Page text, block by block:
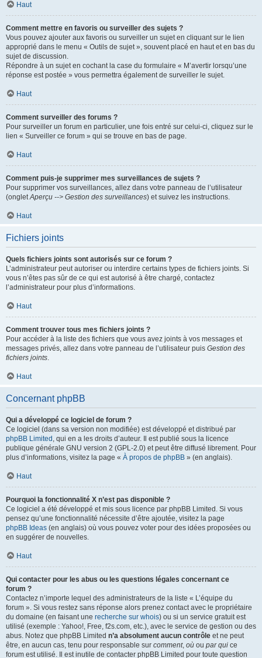
Haut
Comment mettre en favoris ou surveiller des sujets ?
Vous pouvez ajouter aux favoris ou surveiller un sujet en cliquant sur le lien
approprié dans le menu « Outils de sujet », souvent placé en haut et en bas du
sujet de discussion.
Répondre à un sujet en cochant la case du formulaire « M’avertir lorsqu’une
réponse est postée » vous permettra également de surveiller le sujet.
Haut
Comment surveiller des forums ?
Pour surveiller un forum en particulier, une fois entré sur celui-ci, cliquez sur le
lien « Surveiller ce forum » qui se trouve en bas de page.
Haut
Comment puis-je supprimer mes surveillances de sujets ?
Pour supprimer vos surveillances, allez dans votre panneau de l’utilisateur
(ongletAperçu --> Gestion des surveillances) et suivez les instructions.
Haut
Fichiers joints
Quels fichiers joints sont autorisés sur ce forum ?
L’administrateur peut autoriser ou interdire certains types de fichiers joints. Si
vous n’êtes pas sûr de ce qui est autorisé à être chargé, contactez
l’administrateur pour plus d’informations.
Haut
Comment trouver tous mes fichiers joints ?
Pour accéder à la liste des fichiers que vous avez joints à vos messages et
messages privés, allez dans votre panneau de l’utilisateur puis Gestion des
fichiers joints.
Haut
Concernant phpBB
Qui a développé ce logiciel de forum ?
Ce logiciel (dans sa version non modifiée) est développé et distribué par
phpBB Limited , qui en a les droits d’auteur. Il est publié sous la licence
publique générale GNU version 2 (GPL-2.0) et peut être diffusé librement. Pour
plus d’informations, visitez la page « À propos de phpBB » (en anglais).
Haut
Pourquoi la fonctionnalité X n’est pas disponible ?
Ce logiciel a été développé et mis sous licence par phpBB Limited. Si vous
pensez qu’une fonctionnalité nécessite d’être ajoutée, visitez la page
phpBB Ideas (en anglais) où vous pouvez voter pour des idées proposées ou
en suggérer de nouvelles.
Haut
Qui contacter pour les abus ou les questions légales concernant ce
forum ?
Contactez n’importe lequel des administrateurs de la liste « L’équipe du
forum ». Si vous restez sans réponse alors prenez contact avec le propriétaire
du domaine (en faisant une recherche sur whois) ou si un service gratuit est
utilisé (exemple : Yahoo!, Free, f2s.com, etc.), avec le service de gestion ou des
abus. Notez que phpBB Limited n’a absolument aucun contrôle et ne peut
être, en aucun cas, tenu pour responsable sur comment, où ou par qui ce
forum est utilisé. Il est inutile de contacter phpBB Limited pour toute question